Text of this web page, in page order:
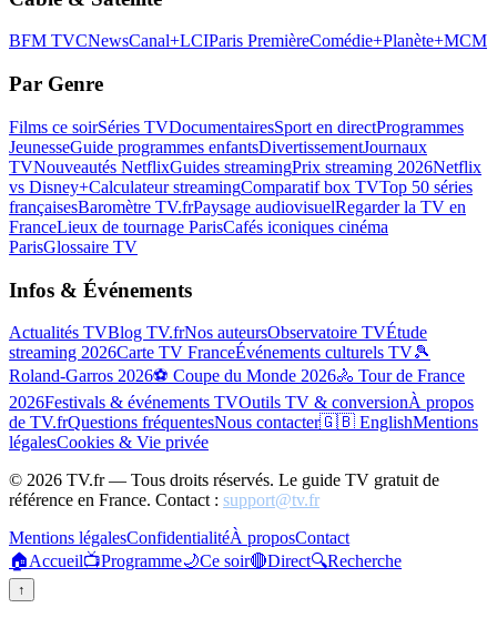
BFM TVCNewsCanal+LCIParis PremièreComédie+Planète+MCM
Par Genre
Films ce soirSéries TVDocumentairesSport en directProgrammes
JeunesseGuide programmes enfantsDivertissementJournaux
TVNouveautés NetflixGuides streamingPrix streaming 2026Netflix
vs Disney+Calculateur streamingComparatif box TVTop 50 séries
françaisesBaromètre TV.frPaysage audiovisuelRegarder la TV en
FranceLieux de tournage ParisCafés iconiques cinéma
ParisGlossaire TV
Infos & Événements
Actualités TVBlog TV.frNos auteursObservatoire TVÉtude
streaming 2026Carte TV FranceÉvénements culturels TV🎾
Roland-Garros 2026⚽ Coupe du Monde 2026🚴 Tour de France
2026Festivals & événements TVOutils TV & conversionÀ propos
de TV.frQuestions fréquentesNous contacter🇬🇧 EnglishMentions
légalesCookies & Vie privée
© 2026 TV.fr — Tous droits réservés. Le guide TV gratuit de
référence en France. Contact : support@tv.fr
Mentions légalesConfidentialitéÀ proposContact
🏠Accueil📺Programme🌙Ce soir🔴Direct🔍Recherche
↑